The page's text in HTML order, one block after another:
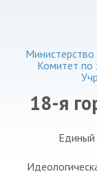
Министерство
Комитет по
18-я
Единый